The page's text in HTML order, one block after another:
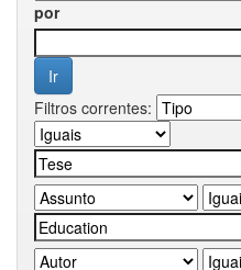
por
Filtros correntes: